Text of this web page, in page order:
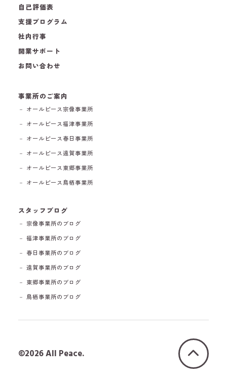
自己評価表
支援プログラム
社内行事
開業サポート
お問い合わせ
事業所のご案内
－ オールピース宗像事業所
－ オールピース福津事業所
－ オールピース春日事業所
－ オールピース遠賀事業所
－ オールピース東郷事業所
－ オールピース鳥栖事業所
スタッフブログ
－ 宗像事業所のブログ
－ 福津事業所のブログ
－ 春日事業所のブログ
－ 遠賀事業所のブログ
－ 東郷事業所のブログ
－ 鳥栖事業所のブログ
©2026 All Peace.